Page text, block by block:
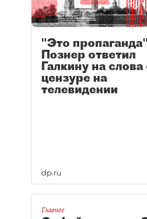
"Это
Познер ответил
Галкину на слова
цензуре на
телевидении
dp.ru
Главное